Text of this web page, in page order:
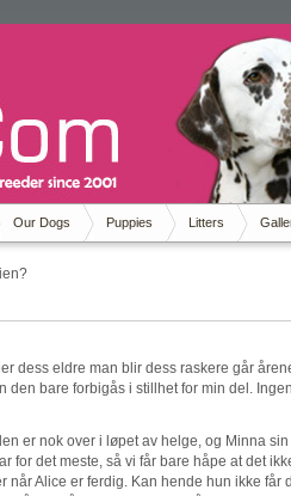
Our Dogs Puppies Litters
dess eldre man blir dess raskere går
den bare forbigås i stillhet for min del.
er nok over i løpet av helge, og Minna
for det meste, så vi får bare håpe at det
Alice er ferdig. Kan hende hun ikke får